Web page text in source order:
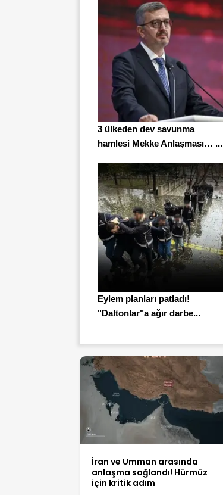
3 ülkeden dev savunma
hamlesi Mekke Anlaşması… ...
Eylem planları patladı!
"Daltonlar"a ağır darbe...
İran ve Umman arasında
anlaşma sağlandı! Hürmüz
için kritik adım